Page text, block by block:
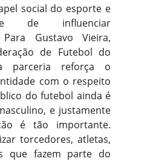
social do esporte e
de influenciar
Para Gustavo Vieira,
de Futebol do
parceria reforça o
com o respeito
do futebol ainda é
e justamente
é tão importante.
torcedores, atletas,
que fazem parte do